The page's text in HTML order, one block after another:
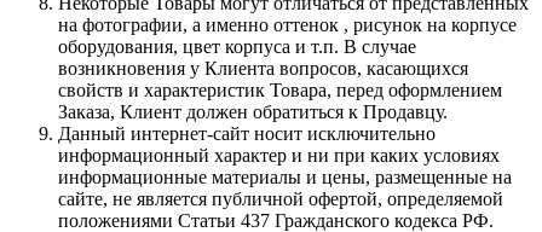
на фотографии, а именно оттенок , рисунок на корпусе
оборудования, цвет корпуса и т.п. В случае
возникновения у Клиента вопросов, касающихся
свойств и характеристик Товара, перед оформлением
Заказа, Клиент должен обратиться к Продавцу.
Данный интернет-сайт носит исключительно
информационный характер и ни при каких условиях
информационные материалы и цены, размещенные на
сайте, не является публичной офертой, определяемой
положениями Статьи 437 Гражданского кодекса РФ.